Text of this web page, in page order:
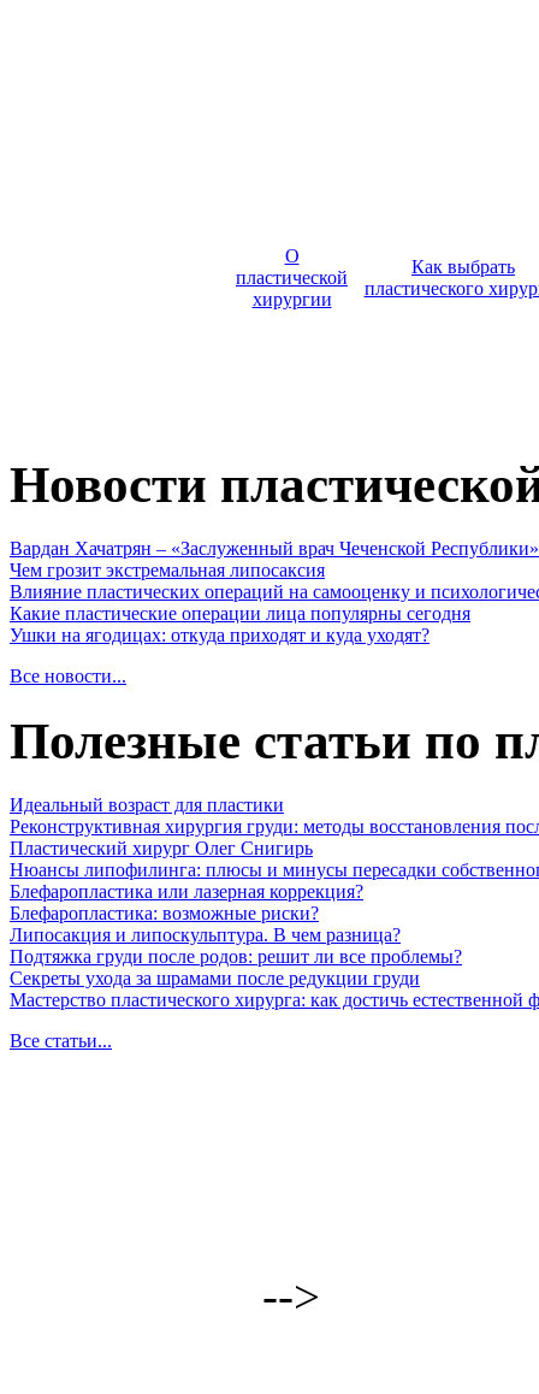
О
пластической
хирургии
Как выбрать
пластического
Новости
Вардан Хачатрян – «Заслуженный врач Чеченской Республики»
Чем грозит экстремальная липосаксия
Влияние пластических операций на самооценку и
Какие пластические операции лица популярны сегодня
Ушки на ягодицах: откуда приходят и куда уходят?
Все новости...
Полезные статьи по
Идеальный возраст для пластики
Реконструктивная хирургия груди: методы восстановления
Пластический хирург Олег Снигирь
Нюансы липофилинга: плюсы и минусы пересадки
Блефаропластика или лазерная коррекция?
Блефаропластика: возможные риски?
Липосакция и липоскульптура. В чем разница?
Подтяжка груди после родов: решит ли все проблемы?
Секреты ухода за шрамами после редукции груди
Мастерство пластического хирурга: как достичь
Все статьи...
-->